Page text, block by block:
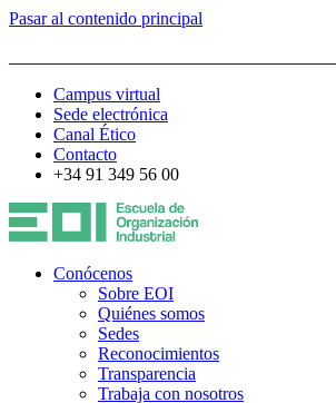
Pasar al contenido principal
Campus virtual
Sede electrónica
Canal Ético
Contacto
+34 91 349 56 00
Conócenos
Sobre EOI
Quiénes somos
Sedes
Reconocimientos
Transparencia
Trabaja con nosotros